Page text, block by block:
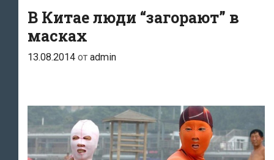
В Китае люди “загорают” в
масках
13.08.2014 от admin